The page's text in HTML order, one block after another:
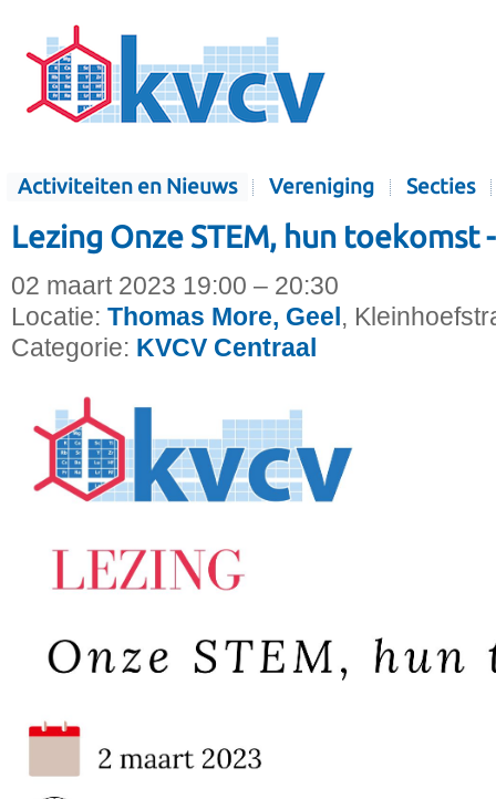
Activiteiten en Nieuws Vereniging Secties
Lezing Onze STEM, hun toekomst
02 maart 2023 19:00 – 20:30
Locatie: Thomas More, Geel,
Categorie: KVCV Centraal